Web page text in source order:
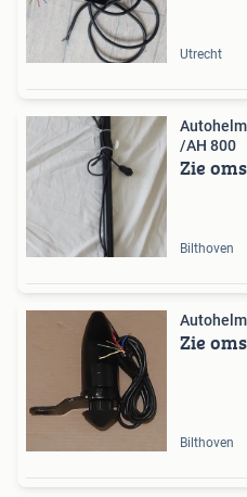
Utrecht
/AH 800
Zie
Bilthoven
Zie
Bilthoven